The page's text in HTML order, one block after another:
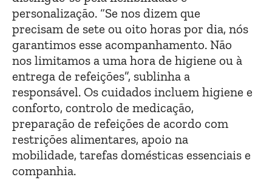
personalização. “Se nos dizem que
precisam de sete ou oito horas por dia, nós
garantimos esse acompanhamento. Não
nos limitamos a uma hora de higiene ou à
entrega de refeições”, sublinha a
responsável. Os cuidados incluem higiene e
conforto, controlo de medicação,
preparação de refeições de acordo com
restrições alimentares, apoio na
mobilidade, tarefas domésticas essenciais e
companhia.